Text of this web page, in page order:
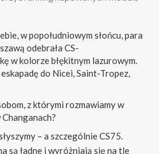
w popołudniowym słońcu, para
odebrała CS-
w kolorze błękitnym lazurowym.
do Nicei, Saint-Tropez,
z którymi rozmawiamy w
– a szczególnie CS75.
są ładne i wyróżniają się na tle